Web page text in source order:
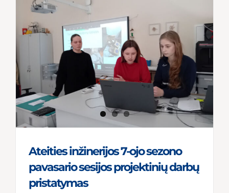
Ateities inžinerijos 7-ojo sezono
pavasario sesijos projektinių darbų
pristatymas